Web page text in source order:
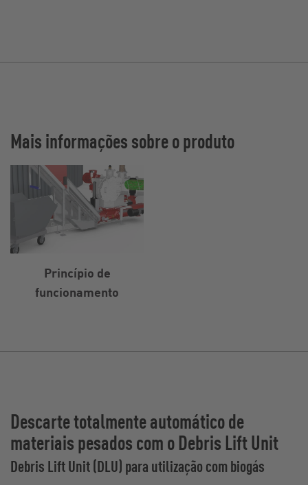
Mais informações sobre o produto
Princípio de
funcionamento
Descarte totalmente automático de
materiais pesados com o Debris Lift Unit
Debris Lift Unit (DLU) para utilização com biogás